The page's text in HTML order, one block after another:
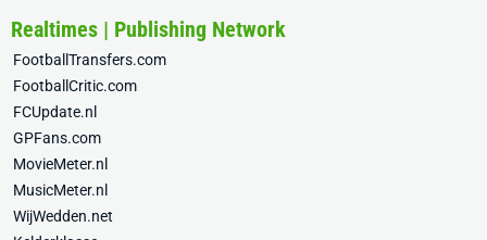
Realtimes | Publishing Network
FootballTransfers.com
FootballCritic.com
FCUpdate.nl
GPFans.com
MovieMeter.nl
MusicMeter.nl
WijWedden.net